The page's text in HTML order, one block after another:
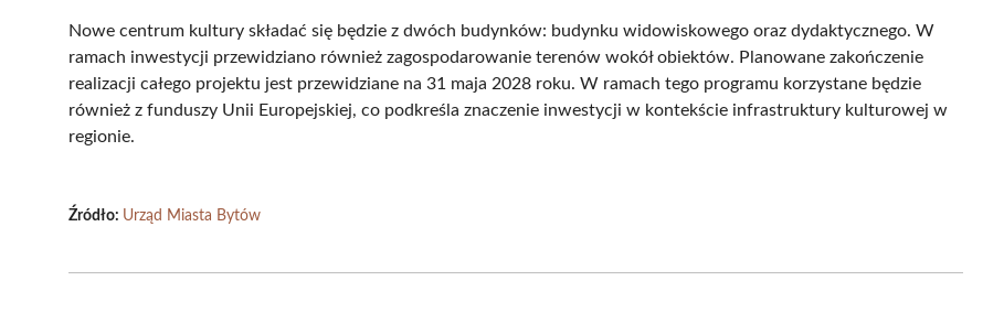
Nowe centrum kultury składać się będzie z dwóch budynków: budynku widowiskowego oraz dydaktycznego. W
ramach inwestycji przewidziano również zagospodarowanie terenów wokół obiektów. Planowane zakończenie
realizacji całego projektu jest przewidziane na 31 maja 2028 roku. W ramach tego programu korzystane będzie
również z funduszy Unii Europejskiej, co podkreśla znaczenie inwestycji w kontekście infrastruktury kulturowej w
regionie.
Źródło: Urząd Miasta Bytów